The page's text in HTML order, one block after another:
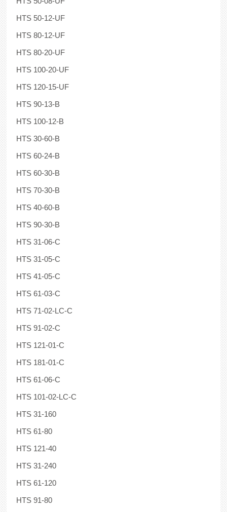
HTS 50-12-UF
HTS 80-12-UF
HTS 80-20-UF
HTS 100-20-UF
HTS 120-15-UF
HTS 90-13-B
HTS 100-12-B
HTS 30-60-B
HTS 60-24-B
HTS 60-30-B
HTS 70-30-B
HTS 40-60-B
HTS 90-30-B
HTS 31-06-C
HTS 31-05-C
HTS 41-05-C
HTS 61-03-C
HTS 71-02-LC-C
HTS 91-02-C
HTS 121-01-C
HTS 181-01-C
HTS 61-06-C
HTS 101-02-LC-C
HTS 31-160
HTS 61-80
HTS 121-40
HTS 31-240
HTS 61-120
HTS 91-80